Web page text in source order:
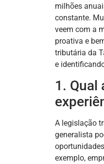
milhões
constante.
veem com a
proativa e
tributária da
e
1. Qual
A legislação
generalista
exemplo,